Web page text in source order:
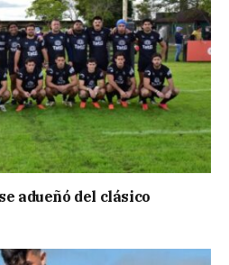
adueñó del clásico